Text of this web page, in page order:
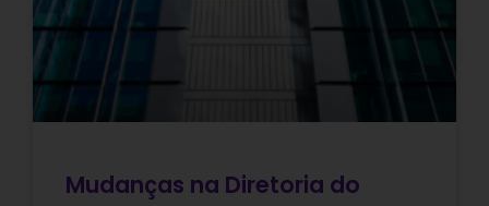
Mudanças na Diretoria do